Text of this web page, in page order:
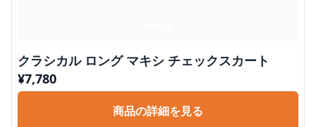
クラシカル ロング マキシ チェックスカート
¥7,780
商品の詳細を見る